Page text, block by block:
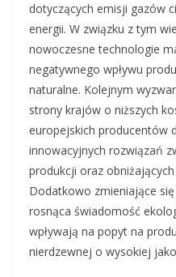
dotyczących emisji gazów
energii. W związku z tym
nowoczesne technologie
negatywnego wpływu
naturalne. Kolejnym
strony krajów o niższych
europejskich producentów
innowacyjnych rozwiązań
produkcji oraz
Dodatkowo zmieniające
rosnąca świadomość
wpływają na popyt na
nierdzewnej o wysokiej